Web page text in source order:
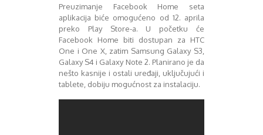
Preuzimanje Facebook Home seta
aplikacija biće omogućeno od 12. aprila
preko Play Store-a. U početku će
Facebook Home biti dostupan za HTC
One i One X, zatim Samsung Galaxy S3,
Galaxy S4 i Galaxy Note 2. Planirano je da
nešto kasnije i ostali uređaji, uključujući i
tablete, dobiju mogućnost za instalaciju.